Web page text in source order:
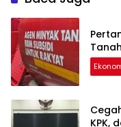
KPK,